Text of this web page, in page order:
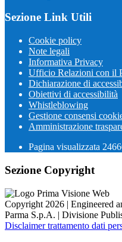
Sezione Link Utili
Cookie policy
Note legali
Informativa Privacy
Ufficio Relazioni con il
Dichiarazione di
Obiettivi di accessibilità
Whistleblowing
Gestione consensi
Amministrazione
Pagina visualizzata
Sezione Copyright
Copyright 2026 | Engineered
Parma S.p.A. | Divisione
Disclaimer trattamento dati